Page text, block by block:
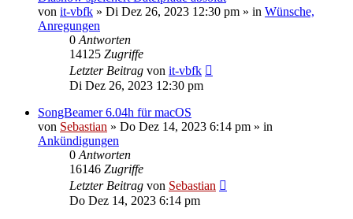
von it-vbfk » Di Dez 26, 2023 12:30 pm » in Wünsche,
Anregungen
0 Antworten
14125 Zugriffe
Letzter Beitrag von it-vbfk
Di Dez 26, 2023 12:30 pm
SongBeamer 6.04h für macOS
von Sebastian » Do Dez 14, 2023 6:14 pm » in
Ankündigungen
0 Antworten
16146 Zugriffe
Letzter Beitrag von Sebastian
Do Dez 14, 2023 6:14 pm